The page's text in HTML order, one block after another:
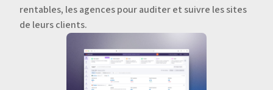
rentables, les agences pour auditer et suivre les sites
de leurs clients.